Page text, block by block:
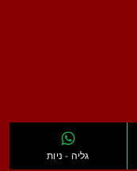
גליה - ניות